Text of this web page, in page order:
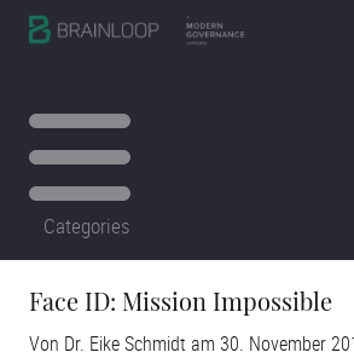
Categories
Face ID: Mission Impossible
Von Dr. Eike Schmidt am 30. November